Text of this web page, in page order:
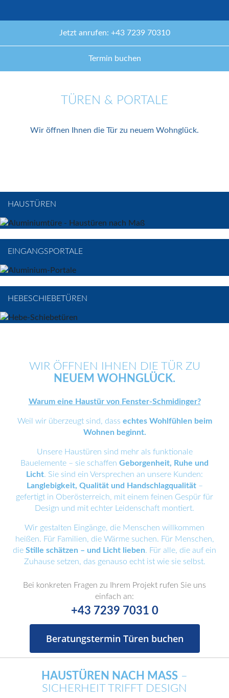
Jetzt anrufen: +43 7239 70310
Termin buchen
TÜREN & PORTALE
Wir öffnen Ihnen die Tür zu neuem Wohnglück.
HAUSTÜREN
EINGANGSPORTALE
HEBESCHIEBETÜREN
WIR ÖFFNEN IHNEN DIE TÜR ZU
NEUEM WOHNGLÜCK.
Warum eine Haustür von Fenster-Schmidinger?
Weil wir überzeugt sind, dass echtes Wohlfühlen beim
Wohnen beginnt.
Unsere Haustüren sind mehr als funktionale
Bauelemente – sie schaffen Geborgenheit, Ruhe und
Licht. Sie sind ein Versprechen an unsere Kunden:
Langlebigkeit, Qualität und Handschlagqualität–
gefertigt in Oberösterreich, mit einem feinen Gespür für
Design und mit echter Leidenschaft montiert.
Wir gestalten Eingänge, die Menschen willkommen
heißen. Für Familien, die Wärme suchen. Für Menschen,
die Stille schätzen – und Licht lieben. Für alle, die auf ein
Zuhause setzen, das genauso echt ist wie sie selbst.
Bei konkreten Fragen zu Ihrem Projekt rufen Sie uns
einfach an:
+43 7239 7031 0
Beratungstermin Türen buchen
HAUSTÜREN NACH MASS
–
SICHERHEIT TRIFFT DESIGN